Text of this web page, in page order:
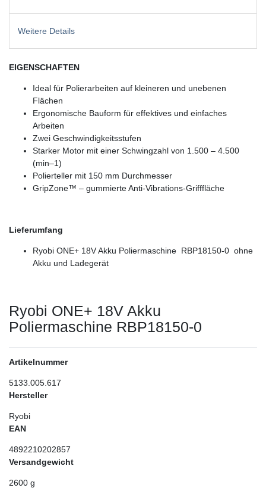
Weitere Details
EIGENSCHAFTEN
Ideal für Polierarbeiten auf kleineren und unebenen
Flächen
Ergonomische Bauform für effektives und einfaches
Arbeiten
Zwei Geschwindigkeitsstufen
Starker Motor mit einer Schwingzahl von 1.500 – 4.500
(min–1)
Polierteller mit 150 mm Durchmesser
GripZone™ – gummierte Anti-Vibrations-Grifffläche
Lieferumfang
Ryobi ONE+ 18V Akku Poliermaschine RBP18150-0 ohne
Akku und Ladegerät
Ryobi ONE+ 18V Akku
Poliermaschine RBP18150-0
Artikelnummer
5133.005.617
Hersteller
Ryobi
EAN
4892210202857
Versandgewicht
2600 g